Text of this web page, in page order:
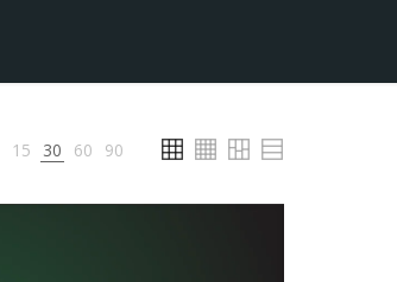
15 30 60 90